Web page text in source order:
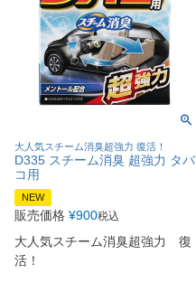
大人気スチーム消臭超強力 復活！
D335 スチーム消臭 超強力 タバ
コ用
NEW
販売価格 ¥900税込
大人気スチーム消臭超強力 復
活！